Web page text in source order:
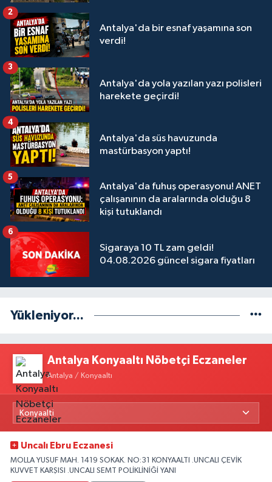
Antalya'da bir esnaf yaşamına son
verdi!
2
Antalya'da yola yazılan yazı polisleri
harekete geçirdi!
3
Antalya'da süs havuzunda
mastürbasyon yaptı!
4
Antalya'da fuhuş operasyonu! ANET
çalışanının da aralarında olduğu 8
kişi tutuklandı
5
Sigaraya 10 TL zam geldi!
04.08.2026 güncel sigara fiyatları
6
Yükleniyor...
Antalya Konyaaltı Nöbetçi Eczaneler
Antalya / Konyaaltı
Uncalı Ebru Eczanesi
MOLLA YUSUF MAH. 1419 SOKAK. NO:31 KONYAALTI .UNCALI ÇEVİK
KUVVET KARŞISI .UNCALI SEMT POLİKLİNİĞİ YANI